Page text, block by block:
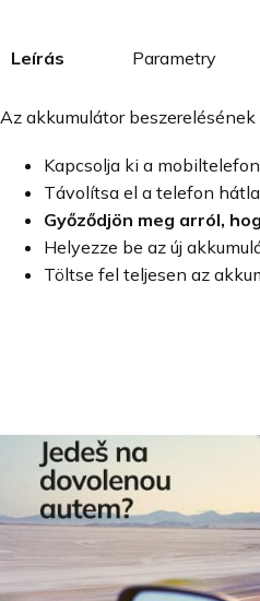
Leírás Parametry
Az akkumulátor beszerelésének
Kapcsolja ki a
Távolítsa el a telefon
Győződjön meg arról,
Helyezze be az új
Töltse fel teljesen az